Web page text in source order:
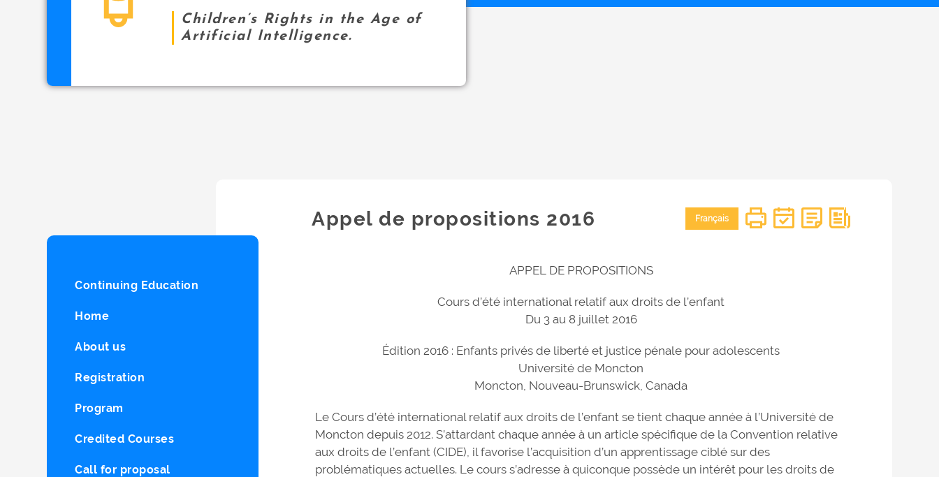
Children’s Rights in the Age of
Artificial Intelligence.
Continuing Education
Home
About us
Registration
Program
Credited Courses
Call for proposal
Français
Appel de propositions 2016
APPEL DE PROPOSITIONS
Cours d’été international relatif aux droits de l’enfant
Du 3 au 8 juillet 2016
Édition 2016 : Enfants privés de liberté et justice pénale pour adolescents
Université de Moncton
Moncton, Nouveau-Brunswick, Canada
Le Cours d’été international relatif aux droits de l’enfant se tient chaque année à l’Université de
Moncton depuis 2012. S’attardant chaque année à un article spécifique de la Convention relative
aux droits de l’enfant (CIDE), il favorise l’acquisition d’un apprentissage ciblé sur des
problématiques actuelles. Le cours s’adresse à quiconque possède un intérêt pour les droits de